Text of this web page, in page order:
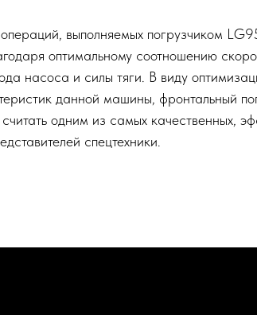
выполняемых погрузчиком
оптимальному соотношению
насоса и силы тяги. В виду
данной машины, фронтальный
одним из самых качественных,
спецтехники.